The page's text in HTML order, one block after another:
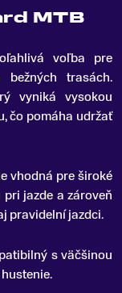
MTB
voľba pre
trasách.
vyniká vysokou
čo pomáha udržať
vhodná pre široké
jazde a zároveň
pravidelní jazdci.
s väčšinou